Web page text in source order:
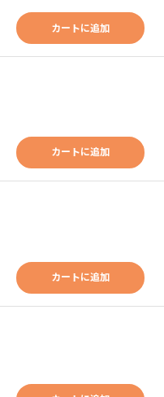
カートに追加
カートに追加
カートに追加